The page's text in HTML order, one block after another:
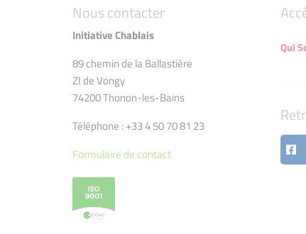
Nous contacter
Initiative Chablais
89 chemin de la Ballastière
ZI de Vongy
74200 Thonon-les-Bains
Téléphone : +33 4 50 70 81 23
Formulaire de contact
Qui